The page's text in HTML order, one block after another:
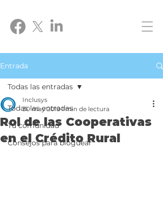
Entrada
Todas las entradas
Tu comunidad
Consejos para bloguear
Todas las entradas
Rol de las Cooperativas
en el Crédito Rural
Inclusys
30 may 2019 1 min de lectura